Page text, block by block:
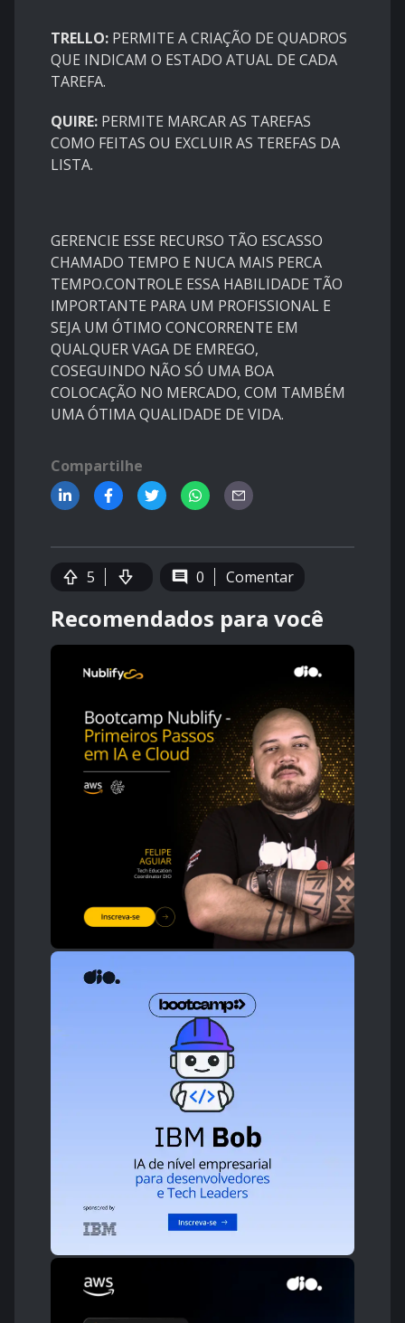
TRELLO: PERMITE A CRIAÇÃO DE QUADROS
QUE INDICAM O ESTADO ATUAL DE CADA
TAREFA.
QUIRE: PERMITE MARCAR AS TAREFAS
COMO FEITAS OU EXCLUIR AS TEREFAS DA
LISTA.
GERENCIE ESSE RECURSO TÃO ESCASSO
CHAMADO TEMPO E NUCA MAIS PERCA
TEMPO.CONTROLE ESSA HABILIDADE TÃO
IMPORTANTE PARA UM PROFISSIONAL E
SEJA UM ÓTIMO CONCORRENTE EM
QUALQUER VAGA DE EMREGO,
COSEGUINDO NÃO SÓ UMA BOA
COLOCAÇÃO NO MERCADO, COM TAMBÉM
UMA ÓTIMA QUALIDADE DE VIDA.
Compartilhe
5 0 Comentar
Recomendados para você